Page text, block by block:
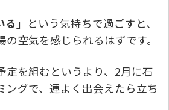
」 という気持ちで過ごすと、
空気を感じられるはずです。
定を組むというより、2月に石
ングで、運よく出会えたら立ち